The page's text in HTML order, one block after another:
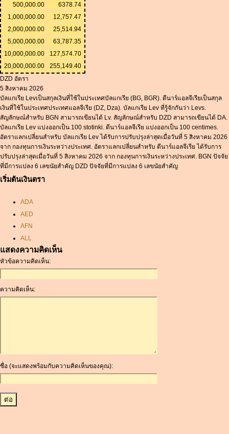
500,000.00
6378.74
1,000,000.00
12,757.47
2,000,000.00
25,514.94
5,000,000.00
63,787.35
10,000,000.00
127,574.70
20,000,000.00
255,149.40
DZD อัตรา
5 สิงหาคม 2026
บัลแกเรีย Levเป็นสกุลเงินที่ใช้ในประเทศบัลแกเรีย (BG, BGR). ดีนาร์แอลจีเรียเป็นสกุล
เงินที่ใช้ในประเทศประเทศแอลจีเรีย (DZ, Dza). บัลแกเรีย Lev ที่รู้จักกันว่า Levs.
สัญลักษณ์สำหรับ BGN สามารถเขียนได้ Lv. สัญลักษณ์สำหรับ DZD สามารถเขียนได้ DA.
บัลแกเรีย Lev แบ่งออกเป็น 100 stotinki. ดีนาร์แอลจีเรีย แบ่งออกเป็น 100 centimes.
อัตราแลกเปลี่ยนสำหรับ บัลแกเรีย Lev ได้รับการปรับปรุงล่าสุดเมื่อวันที่ 5 สิงหาคม 2026
จาก กองทุนการเงินระหว่างประเทศ. อัตราแลกเปลี่ยนสำหรับ ดีนาร์แอลจีเรีย ได้รับการ
ปรับปรุงล่าสุดเมื่อวันที่ 5 สิงหาคม 2026 จาก กองทุนการเงินระหว่างประเทศ. BGN ปัจจัย
ที่มีการแปลง 6 เลขนัยสำคัญ DZD ปัจจัยที่มีการแปลง 6 เลขนัยสำคัญ
เริ่มต้นเงินตรา
ADA
AED
AFN
ALL
AMD
ANC
AOA
ARDR
BAM
แสดงความคิดเห็น
หัวข้อความคิดเห็น:
ความคิดเห็น:
ชื่อ (จะแสดงพร้อมกับความคิดเห็นของคุณ):